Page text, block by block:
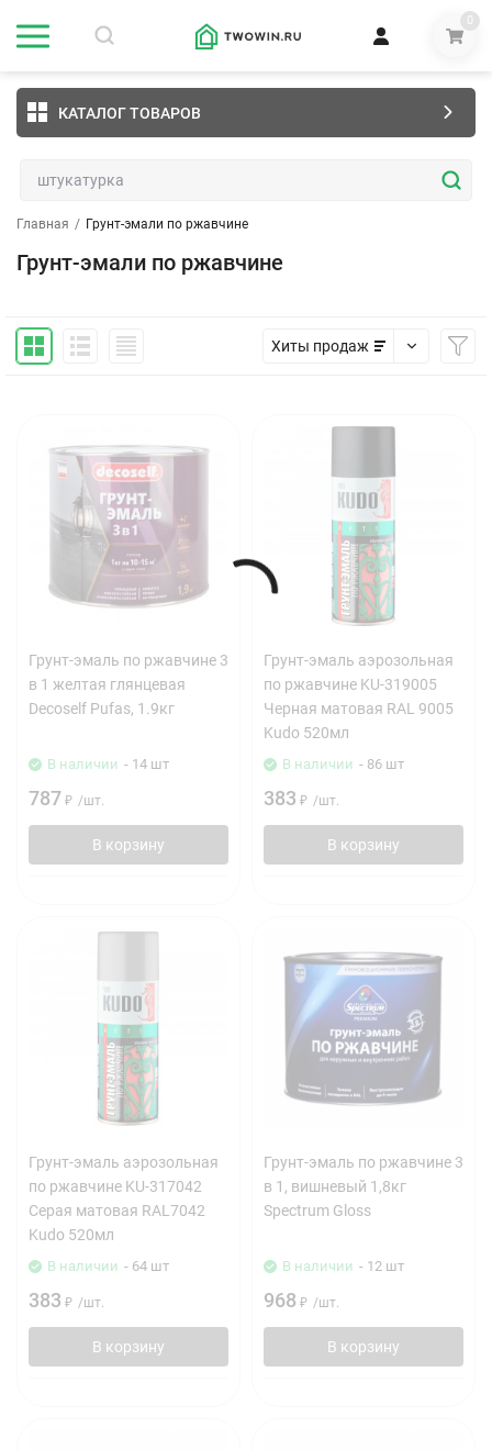
0
КАТАЛОГ ТОВАРОВ
Главная / Грунт-эмали по ржавчине
Грунт-эмали по ржавчине
Хиты продаж
Грунт-эмаль по ржавчине 3
в 1 желтая глянцевая
Decoself Pufas, 1.9кг
В наличии - 14 шт
787 ₽ /шт.
В корзину
Грунт-эмаль аэрозольная
по ржавчине KU-319005
Черная матовая RAL 9005
Kudo 520мл
В наличии - 86 шт
383 ₽ /шт.
В корзину
Грунт-эмаль аэрозольная
по ржавчине KU-317042
Серая матовая RAL7042
Kudo 520мл
В наличии - 64 шт
383 ₽ /шт.
В корзину
Грунт-эмаль по ржавчине 3
в 1, вишневый 1,8кг
Spectrum Gloss
В наличии - 12 шт
968 ₽ /шт.
В корзину